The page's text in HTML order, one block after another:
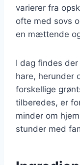
varierer fra
ofte med sovs
en mættende
I dag findes
hare, herunder
forskellige
tilberedes, er
minder om
stunder med